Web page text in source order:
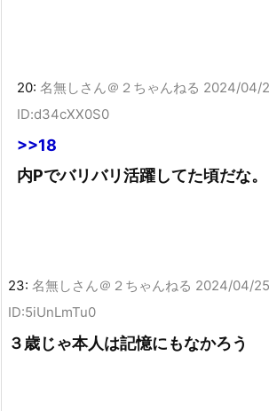
20: 名無しさん＠２ちゃんねる 2024/04/
ID:d34cXX0S0
>>18
内Pでバリバリ活躍してた頃だな。
23: 名無しさん＠２ちゃんねる 2024/04/
ID:5iUnLmTu0
３歳じゃ本人は記憶にもなかろう